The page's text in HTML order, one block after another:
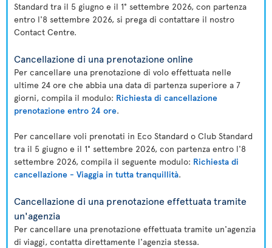
Standard tra il 5 giugno e il 1° settembre 2026, con partenza
entro l'8 settembre 2026, si prega di contattare il nostro
Contact Centre.
Cancellazione di una prenotazione online
Per cancellare una prenotazione di volo effettuata nelle
ultime 24 ore che abbia una data di partenza superiore a 7
giorni, compila il modulo: Richiesta di cancellazione
prenotazione entro 24 ore.
Per cancellare voli prenotati in Eco Standard o Club Standard
tra il 5 giugno e il 1° settembre 2026, con partenza entro l'8
settembre 2026, compila il seguente modulo: Richiesta di
cancellazione - Viaggia in tutta tranquillità.
Cancellazione di una prenotazione effettuata tramite
un'agenzia
Per cancellare una prenotazione effettuata tramite un'agenzia
di viaggi, contatta direttamente l'agenzia stessa.